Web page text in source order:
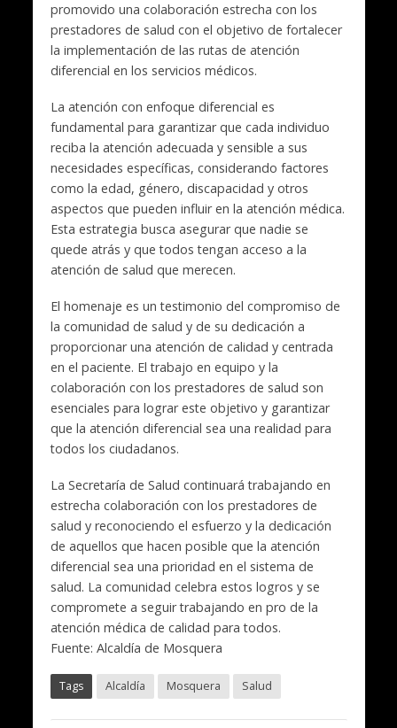
promovido una colaboración estrecha con los
prestadores de salud con el objetivo de fortalecer
la implementación de las rutas de atención
diferencial en los servicios médicos.
La atención con enfoque diferencial es
fundamental para garantizar que cada individuo
reciba la atención adecuada y sensible a sus
necesidades específicas, considerando factores
como la edad, género, discapacidad y otros
aspectos que pueden influir en la atención médica.
Esta estrategia busca asegurar que nadie se
quede atrás y que todos tengan acceso a la
atención de salud que merecen.
El homenaje es un testimonio del compromiso de
la comunidad de salud y de su dedicación a
proporcionar una atención de calidad y centrada
en el paciente. El trabajo en equipo y la
colaboración con los prestadores de salud son
esenciales para lograr este objetivo y garantizar
que la atención diferencial sea una realidad para
todos los ciudadanos.
La Secretaría de Salud continuará trabajando en
estrecha colaboración con los prestadores de
salud y reconociendo el esfuerzo y la dedicación
de aquellos que hacen posible que la atención
diferencial sea una prioridad en el sistema de
salud. La comunidad celebra estos logros y se
compromete a seguir trabajando en pro de la
atención médica de calidad para todos.
Fuente: Alcaldía de Mosquera
Tags Alcaldía Mosquera Salud